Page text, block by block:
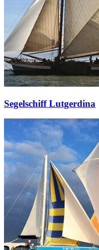
Segelschiff Lutgerdina